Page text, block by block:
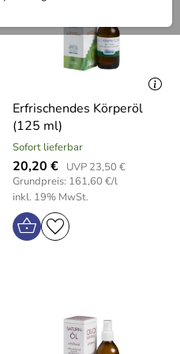
Erfrischendes Körperöl
(125 ml)
Sofort lieferbar
20,20 €
UVP 23,50 €
Grundpreis: 161,60 €/l
inkl. 19% MwSt.